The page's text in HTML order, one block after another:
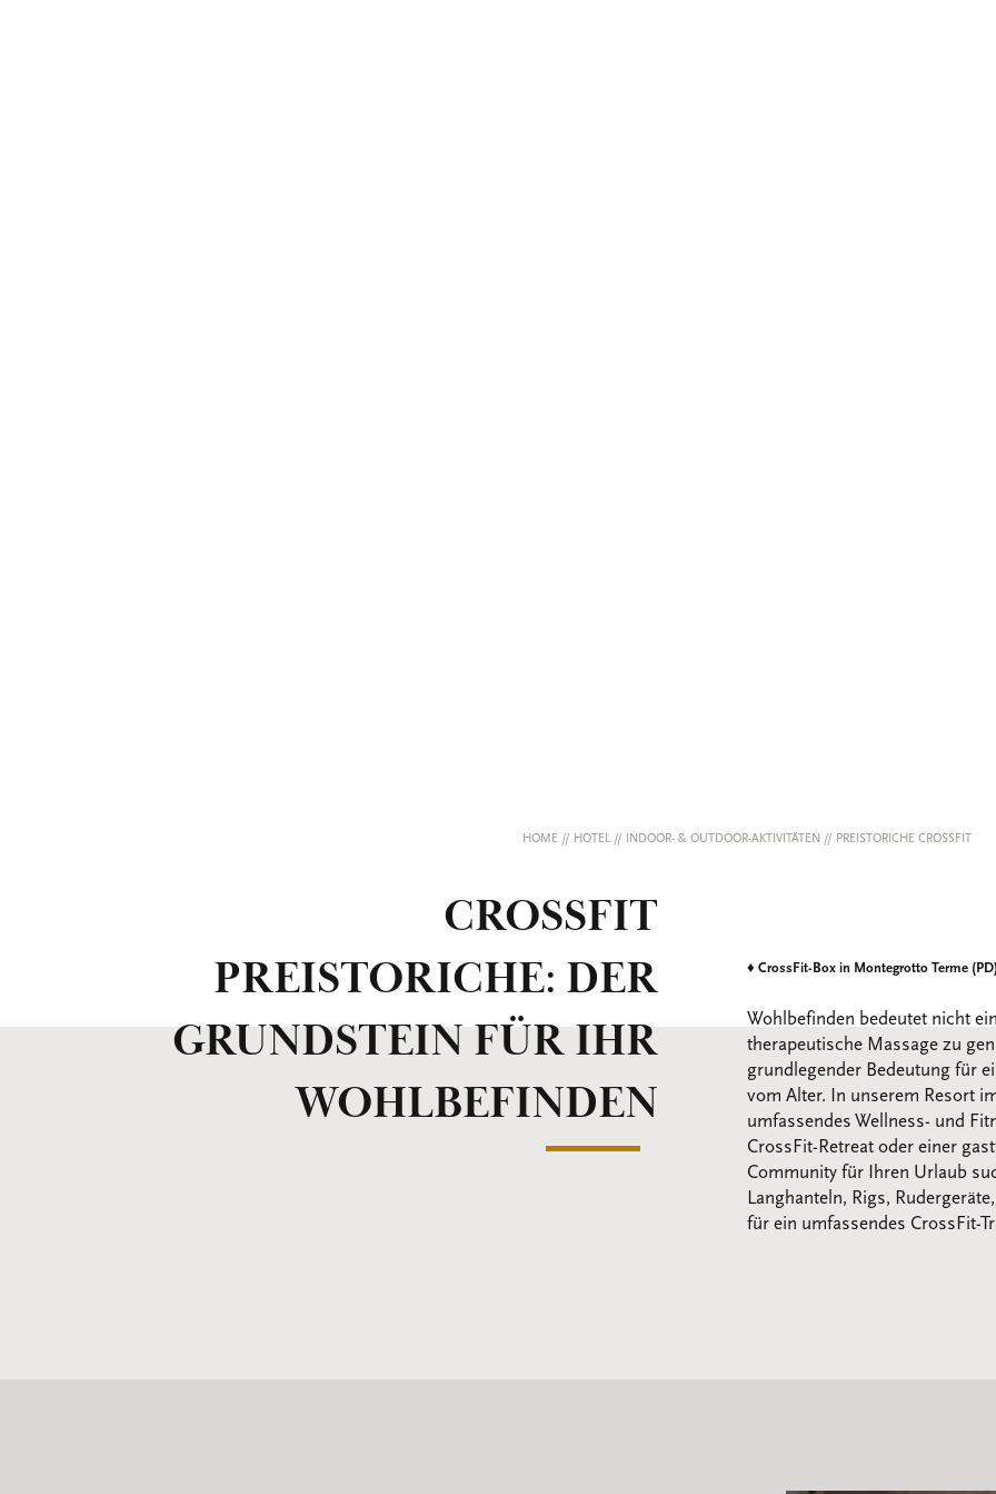
HOME // HOTEL // INDOOR- & OUTDOOR-AKTIVITÄTEN // PREISTORICHE CROSSFIT
CROSSFIT
PREISTORICHE: DER
GRUNDSTEIN FÜR IHR
WOHLBEFINDEN
♦ CrossFit-Box in Montegrotto Terme
Wohlbefinden bedeutet nicht
therapeutische Massage zu
grundlegender Bedeutung für
vom Alter. In unserem Resort
umfassendes Wellness- und
CrossFit-Retreat oder einer
Community für Ihren Urlaub
Langhanteln, Rigs,
für ein umfassendes CrossFit-